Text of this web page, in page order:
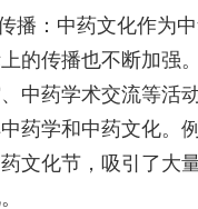
播：中药文化作为
的传播也不断加强
中药学术交流等活
药学和中药文化。
文化节，吸引了大